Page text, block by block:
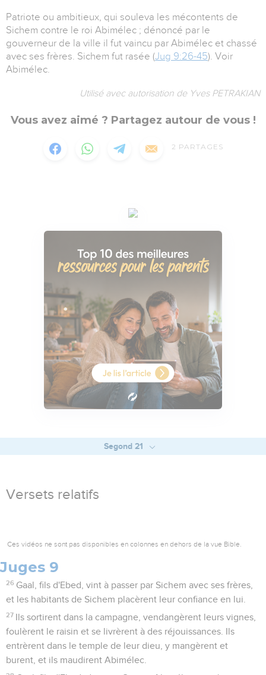
Patriote ou ambitieux, qui souleva les mécontents de
Sichem contre le roi Abimélec ; dénoncé par le
gouverneur de la ville il fut vaincu par Abimélec et chassé
avec ses frères. Sichem fut rasée (Jug 9:26-45). Voir
Abimélec.
Utilisé avec autorisation de Yves PETRAKIAN
Vous avez aimé ? Partagez autour de vous !
2 PARTAGES
Segond 21
Versets relatifs
Ces vidéos ne sont pas disponibles en colonnes en dehors de la vue Bible.
Juges 9
26 Gaal, fils d'Ebed, vint à passer par Sichem avec ses frères,
et les habitants de Sichem placèrent leur confiance en lui.
27
Ils sortirent dans la campagne, vendangèrent leurs vignes,
foulèrent le raisin et se livrèrent à des réjouissances. Ils
entrèrent dans le temple de leur dieu, y mangèrent et
burent, et ils maudirent Abimélec.